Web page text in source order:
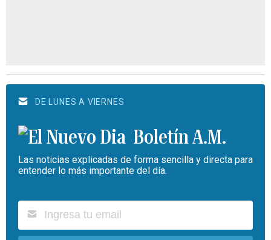
DE LUNES A VIERNES
Boletín A.M.
Las noticias explicadas de forma sencilla y directa para
entender lo más importante del día.